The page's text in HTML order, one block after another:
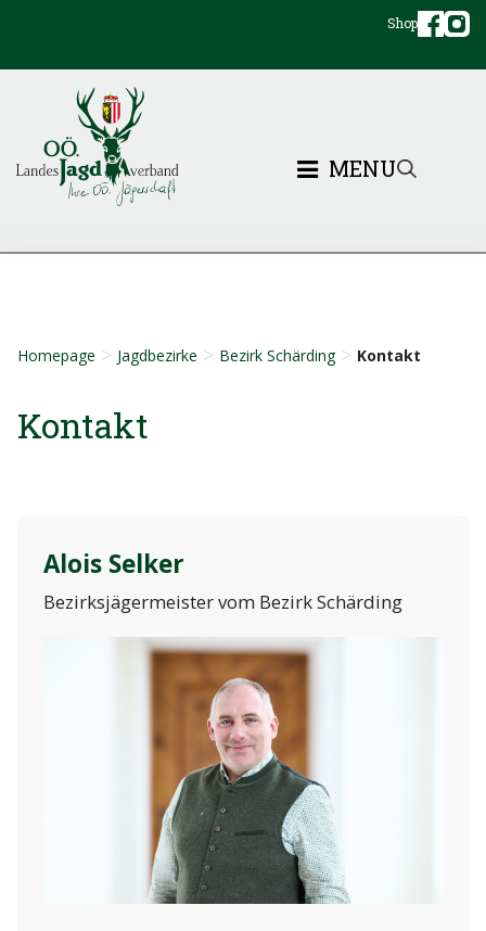
Shop
MENU
Homepage > Jagdbezirke > Bezirk Schärding > Kontakt
Kontakt
Alois Selker
Bezirksjägermeister vom Bezirk Schärding